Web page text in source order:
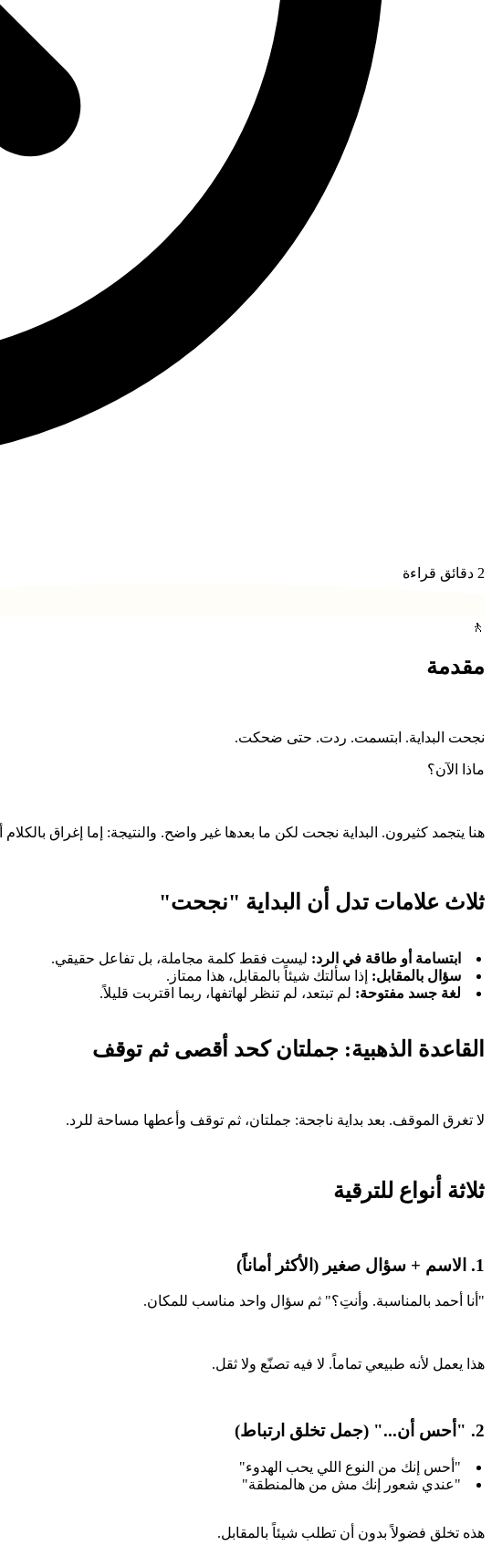
2 دقائق قراءة
🚶
مقدمة
نجحت البداية. ابتسمت. ردت. حتى ضحكت.
ماذا الآن؟
هنا يتجمد كثيرون. البداية نجحت لكن ما بعدها غير واضح. والنتيجة: إما إغراق
ثلاث علامات تدل أن البداية "نجحت"
ابتسامة أو طاقة في الرد: ليست فقط كلمة مجاملة، بل تفاعل حقيقي.
سؤال بالمقابل: إذا سألتك شيئاً بالمقابل، هذا ممتاز.
لغة جسد مفتوحة: لم تبتعد، لم تنظر لهاتفها، ربما اقتربت قليلاً.
القاعدة الذهبية: جملتان كحد أقصى ثم توقف
لا تغرق الموقف. بعد بداية ناجحة: جملتان، ثم توقف وأعطها مساحة للرد.
ثلاثة أنواع للترقية
1. الاسم + سؤال صغير (الأكثر أماناً)
"أنا أحمد بالمناسبة. وأنتِ؟" ثم سؤال واحد مناسب للمكان.
هذا يعمل لأنه طبيعي تماماً. لا فيه تصنّع ولا ثقل.
2. "أحس أن..." (جمل تخلق ارتباط)
"أحس إنك من النوع اللي يحب الهدوء"
"عندي شعور إنك مش من هالمنطقة"
هذه تخلق فضولاً بدون أن تطلب شيئاً بالمقابل.